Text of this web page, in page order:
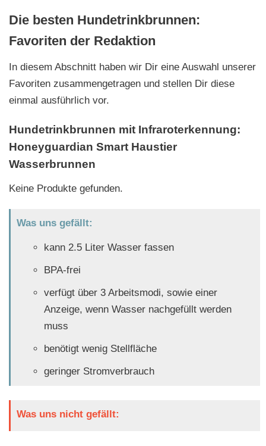
Die besten Hundetrinkbrunnen:
Favoriten der Redaktion
In diesem Abschnitt haben wir Dir eine Auswahl unserer
Favoriten zusammengetragen und stellen Dir diese
einmal ausführlich vor.
Hundetrinkbrunnen mit Infraroterkennung:
Honeyguardian Smart Haustier
Wasserbrunnen
Keine Produkte gefunden.
Was uns gefällt:
kann 2.5 Liter Wasser fassen
BPA-frei
verfügt über 3 Arbeitsmodi, sowie einer
Anzeige, wenn Wasser nachgefüllt werden
muss
benötigt wenig Stellfläche
geringer Stromverbrauch
Was uns nicht gefällt: